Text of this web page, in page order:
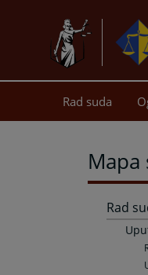
Rad suda
Mapa
Rad